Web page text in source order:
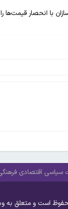
با انحصار قیمت‌ها
سیاسی اقتصادی
است و متعلق به